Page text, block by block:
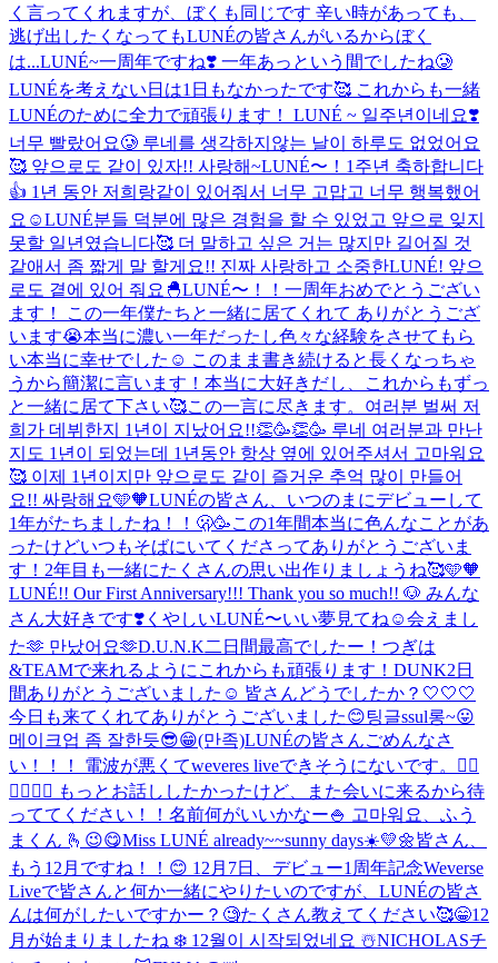
く言ってくれますが、ぼくも同じです 辛い時があっても、
逃げ出したくなってもLUNÉの皆さんがいるからぼく
は...LUNÉ~一周年ですね❣️ 一年あっという間でしたね🥲
LUNÉを考えない日は1日もなかったです🥰 これからも一緒
LUNÉのために全力で頑張ります！ LUNÉ ~ 일주년이네요❣️
너무 빨랐어요🥲 루네를 생각하지않는 날이 하루도 없었어요
🥰 앞으로도 같이 있자!! 사랑해~LUNÉ〜！1주년 축하합니다
👍 1년 동안 저희랑같이 있어줘서 너무 고맙고 너무 행복했어
요☺️LUNÉ분들 덕분에 많은 경험을 할 수 있었고 앞으로 잊지
못할 일년였습니다🥰 더 말하고 싶은 거는 많지만 길어질 것
같애서 좀 짧게 말 할게요!! 진짜 사랑하고 소중한LUNÉ! 앞으
로도 곁에 있어 줘요🐣LUNÉ〜！！一周年おめでとうござい
ます！ この一年僕たちと一緒に居てくれて ありがとうござ
います😭本当に濃い一年だったし色々な経験をさせてもら
い本当に幸せでした☺️ このまま書き続けると長くなっちゃ
うから簡潔に言います！本当に大好きだし、これからもずっ
と一緒に居て下さい🥰この一言に尽きます。 여러분 벌써 저
희가 데뷔한지 1년이 지났어요!!👏🥳👏🥳 루네 여러분과 만난
지도 1년이 되었는데 1년동안 항상 옆에 있어주셔서 고마워요
🥰 이제 1년이지만 앞으로도 같이 즐거운 추억 많이 만들어
요!! 싸랑해요🩵🧡LUNÉの皆さん、いつのまにデビューして
1年がたちましたね！！🫢🥳この1年間本当に色んなことがあ
ったけどいつもそばにいてくださってありがとうございま
す！2年目も一緒にたくさんの思い出作りましょうね🥰🩵🧡
LUNÉ!! Our First Anniversary!!! Thank you so much!! 🐶 みんな
さん大好きです❣️ くやしいLUNÉ〜いい夢見てね☺️会えまし
た🫶 만났어요🫶D.U.N.K二日間最高でしたー！つぎは
&TEAMで来れるようにこれからも頑張ります！ DUNK2日
間ありがとうございました☺️ 皆さんどうでしたか？ 🤍🤍🤍
今日も来てくれてありがとうございました😊팅글ssul롱~😛
메이크업 좀 잘한듯😎😁(만족)LUNÉの皆さんごめんなさ
い！！！ 電波が悪くてweveres liveできそうにないです。🙇‍♂️
🙇‍♂️🙇‍♂️ もっとお話ししたかったけど、また会いに来るから待
っててください！！ 名前何がいいかなー🍚 고마워요、ふう
まくん 🫰 😉😋Miss LUNÉ already~~sunny days☀️💛🌼皆さん、
もう12月ですね！！😊 12月7日、デビュー1周年記念Weverse
Liveで皆さんと何か一緒にやりたいのですが、LUNÉの皆さ
んは何がしたいですかー？🧐たくさん教えてください🥰😁12
月が始まりましたね ❄️ 12월이 시작되었네요 ☃️NICHOLASチ